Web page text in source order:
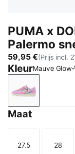
PUMA x
Palermo
59,95 €(Prijs incl.
KleurMauve
Mauve Glow-
Maat
Maat
27.5
Maat
28